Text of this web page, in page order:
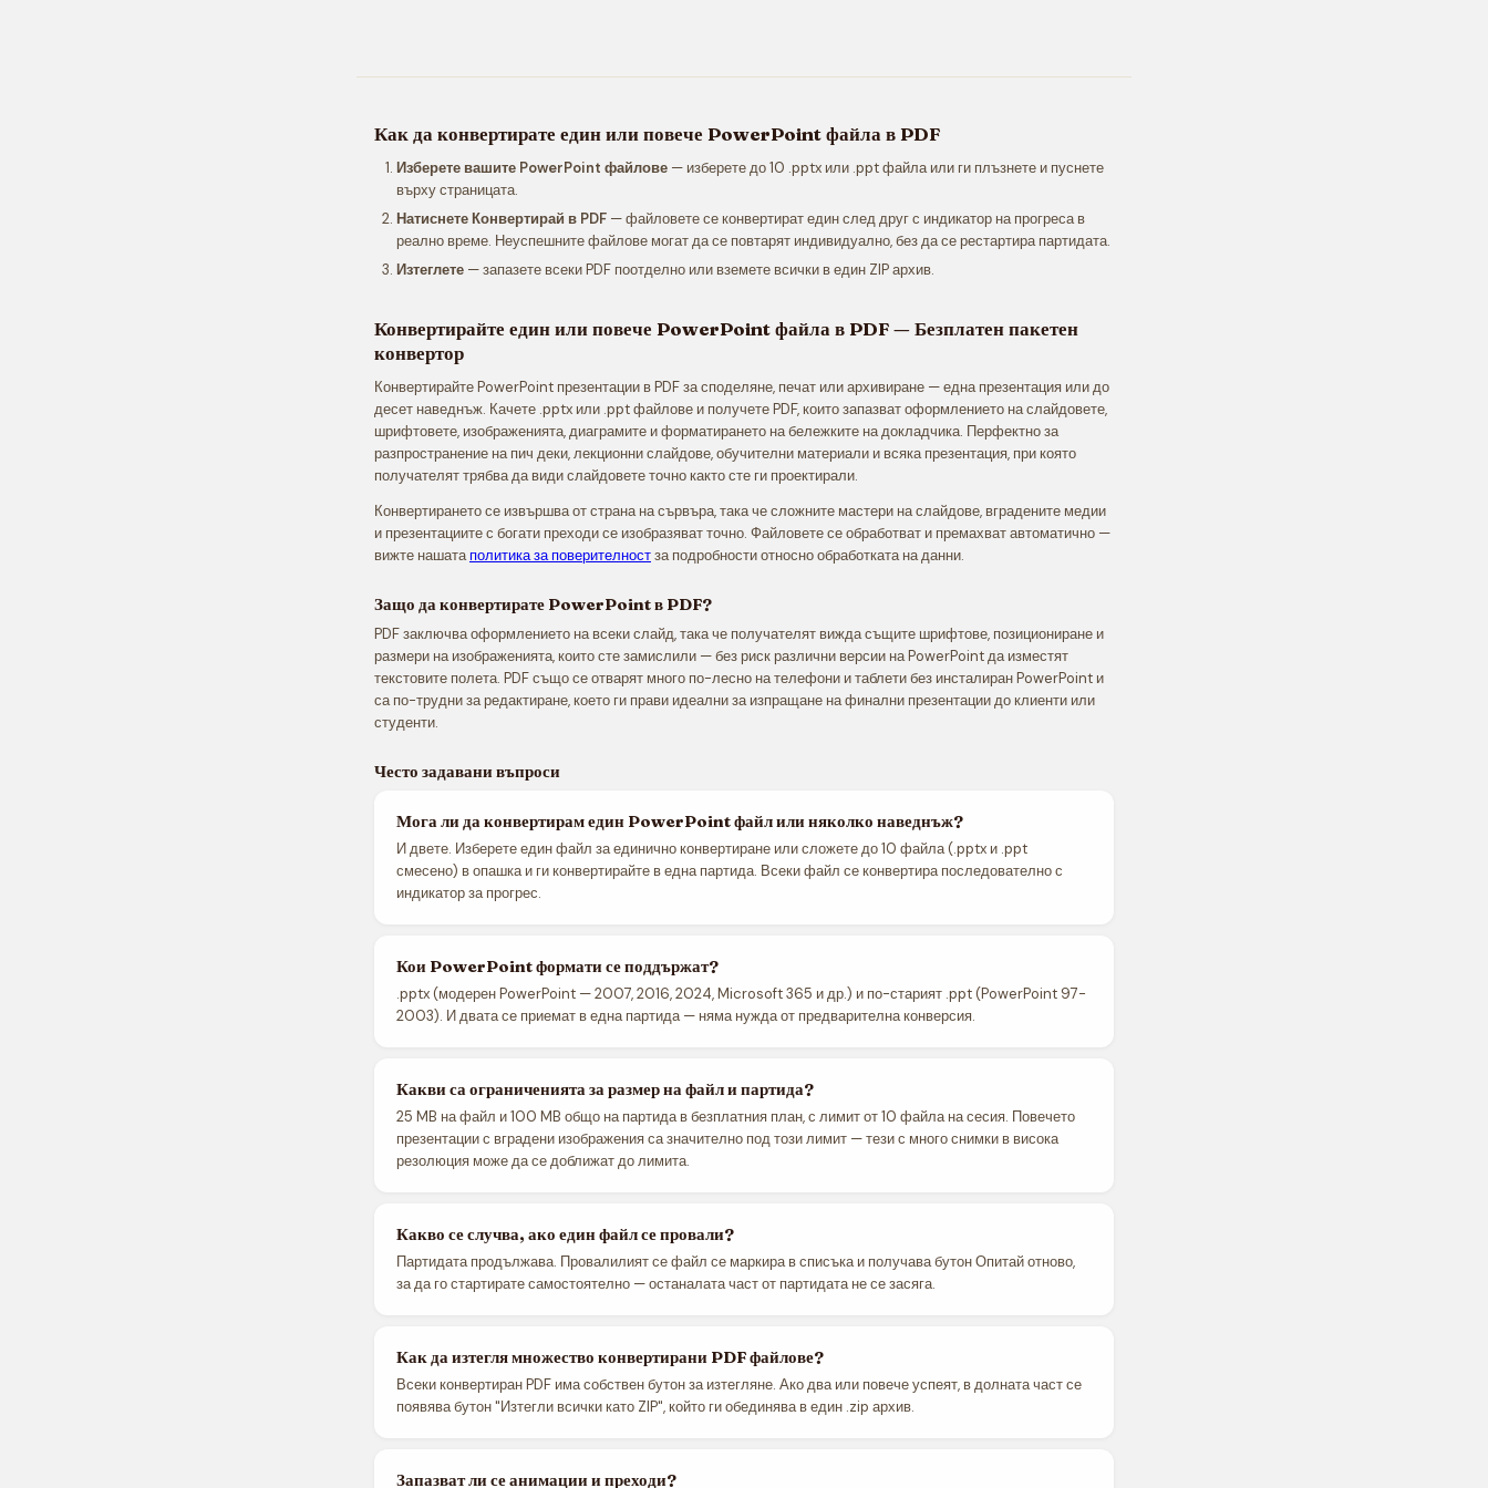
Как да конвертирате един или повече PowerPoint файла в PDF
Изберете вашите PowerPoint файлове — изберете до 10 .pptx или .ppt файла или ги плъзнете и пуснете
върху страницата.
Натиснете Конвертирай в PDF — файловете се конвертират един след друг с индикатор на прогреса в
реално време. Неуспешните файлове могат да се повтарят индивидуално, без да се рестартира партидата.
Изтеглете — запазете всеки PDF поотделно или вземете всички в един ZIP архив.
Конвертирайте един или повече PowerPoint файла в PDF — Безплатен пакетен
конвертор
Конвертирайте PowerPoint презентации в PDF за споделяне, печат или архивиране — една презентация или до
десет наведнъж. Качете .pptx или .ppt файлове и получете PDF, които запазват оформлението на слайдовете,
шрифтовете, изображенията, диаграмите и форматирането на бележките на докладчика. Перфектно за
разпространение на пич деки, лекционни слайдове, обучителни материали и всяка презентация, при която
получателят трябва да види слайдовете точно както сте ги проектирали.
Конвертирането се извършва от страна на сървъра, така че сложните мастери на слайдове, вградените медии
и презентациите с богати преходи се изобразяват точно. Файловете се обработват и премахват автоматично —
вижте нашатаполитика за поверителностза подробности относно обработката на данни.
Защо да конвертирате PowerPoint в PDF?
PDF заключва оформлението на всеки слайд, така че получателят вижда същите шрифтове, позициониране и
размери на изображенията, които сте замислили — без риск различни версии на PowerPoint да изместят
текстовите полета. PDF също се отварят много по-лесно на телефони и таблети без инсталиран PowerPoint и
са по-трудни за редактиране, което ги прави идеални за изпращане на финални презентации до клиенти или
студенти.
Често задавани въпроси
Мога ли да конвертирам един PowerPoint файл или няколко наведнъж?
И двете. Изберете един файл за единично конвертиране или сложете до 10 файла (.pptx и .ppt
смесено) в опашка и ги конвертирайте в една партида. Всеки файл се конвертира последователно с
индикатор за прогрес.
Кои PowerPoint формати се поддържат?
.pptx (модерен PowerPoint — 2007, 2016, 2024, Microsoft 365 и др.) и по-старият .ppt (PowerPoint 97-
2003). И двата се приемат в една партида — няма нужда от предварителна конверсия.
Какви са ограниченията за размер на файл и партида?
25 MB на файл и 100 MB общо на партида в безплатния план, с лимит от 10 файла на сесия. Повечето
презентации с вградени изображения са значително под този лимит — тези с много снимки в висока
резолюция може да се доближат до лимита.
Какво се случва, ако един файл се провали?
Партидата продължава. Провалилият се файл се маркира в списъка и получава бутон Опитай отново,
за да го стартирате самостоятелно — останалата част от партидата не се засяга.
Как да изтегля множество конвертирани PDF файлове?
Всеки конвертиран PDF има собствен бутон за изтегляне. Ако два или повече успеят, в долната част се
появява бутон "Изтегли всички като ZIP", който ги обединява в един .zip архив.
Запазват ли се анимации и преходи?